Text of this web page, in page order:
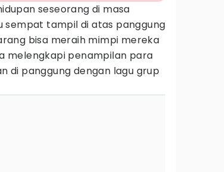
seseorang di masa
sempat tampil di atas panggung
bisa meraih mimpi mereka
melengkapi penampilan para
di panggung dengan lagu grup